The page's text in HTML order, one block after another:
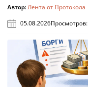
Автор:Лента от Протокола
05.08.2026Просмотров: